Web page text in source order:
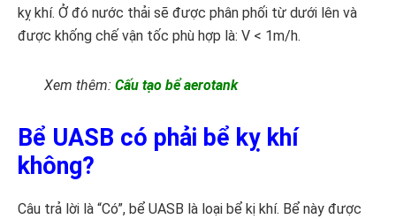
kỵ khí. Ở đó nước thải sẽ được phân phối từ dưới lên và
được khống chế vận tốc phù hợp là: V < 1m/h.
Xem thêm: Cấu tạo bể aerotank
Bể UASB có phải bể kỵ khí
không?
Câu trả lời là “Có”, bể UASB là loại bể kị khí. Bể này được